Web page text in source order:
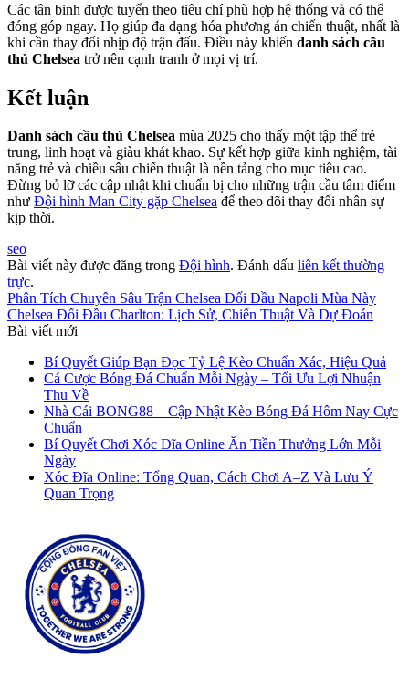
Các tân binh được tuyển theo tiêu chí phù hợp hệ thống và có thể
đóng góp ngay. Họ giúp đa dạng hóa phương án chiến thuật, nhất là
khi cần thay đổi nhịp độ trận đấu. Điều này khiến danh sách cầu
thủ Chelsea trở nên cạnh tranh ở mọi vị trí.
Kết luận
Danh sách cầu thủ Chelsea mùa 2025 cho thấy một tập thể trẻ
trung, linh hoạt và giàu khát khao. Sự kết hợp giữa kinh nghiệm, tài
năng trẻ và chiều sâu chiến thuật là nền tảng cho mục tiêu cao.
Đừng bỏ lỡ các cập nhật khi chuẩn bị cho những trận cầu tâm điểm
như Đội hình Man City gặp Chelsea để theo dõi thay đổi nhân sự
kịp thời.
seo
Bài viết này được đăng trong Đội hình. Đánh dấu liên kết thường
trực.
Phân Tích Chuyên Sâu Trận Chelsea Đối Đầu Napoli Mùa Này
Chelsea Đối Đầu Charlton: Lịch Sử, Chiến Thuật Và Dự Đoán
Bài viết mới
Bí Quyết Giúp Bạn Đọc Tỷ Lệ Kèo Chuẩn Xác, Hiệu Quả
Cá Cược Bóng Đá Chuẩn Mỗi Ngày – Tối Ưu Lợi Nhuận
Thu Về
Nhà Cái BONG88 – Cập Nhật Kèo Bóng Đá Hôm Nay Cực
Chuẩn
Bí Quyết Chơi Xóc Đĩa Online Ăn Tiền Thưởng Lớn Mỗi
Ngày
Xóc Đĩa Online: Tổng Quan, Cách Chơi A–Z Và Lưu Ý
Quan Trọng